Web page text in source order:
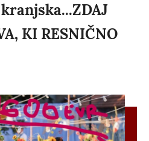
KI RESNIČNO